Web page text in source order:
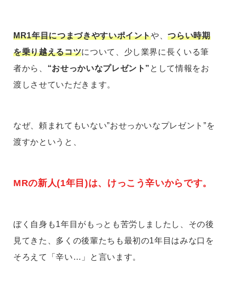
MR1年目につまづきやすいポイントや、つらい時期
を乗り越えるコツについて、少し業界に長くいる筆
者から、 “おせっかいなプレゼント” として情報をお
渡しさせていただきます。
なぜ、頼まれてもいない”おせっかいなプレゼント”を
渡すかというと、
MRの新人(1年目)は、けっこう辛いからです。
ぼく自身も1年目がもっとも苦労しましたし、その後
見てきた、多くの後輩たちも最初の1年目はみな口を
そろえて「辛い…」と言います。